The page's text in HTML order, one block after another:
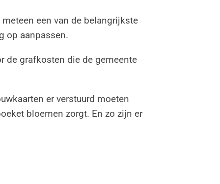
een van de belangrijkste
op aanpassen.
de grafkosten die de gemeente
er verstuurd moeten
bloemen zorgt. En zo zijn er